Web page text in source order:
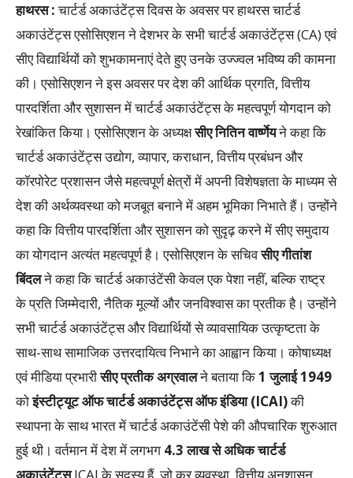
हाथरस :चार्टर्ड अकाउंटेंट्स दिवस के अवसर पर हाथरस चार्टर्ड
अकाउंटेंट्स एसोसिएशन ने देशभर के सभी चार्टर्ड अकाउंटेंट्स (CA) एवं
सीए विद्यार्थियों को शुभकामनाएं देते हुए उनके उज्ज्वल भविष्य की कामना
की। एसोसिएशन ने इस अवसर पर देश की आर्थिक प्रगति, वित्तीय
पारदर्शिता और सुशासन में चार्टर्ड अकाउंटेंट्स के महत्वपूर्ण योगदान को
रेखांकित किया। एसोसिएशन के अध्यक्षसीए नितिन वार्ष्णेयने कहा कि
चार्टर्ड अकाउंटेंट्स उद्योग, व्यापार, कराधान, वित्तीय प्रबंधन और
कॉरपोरेट प्रशासन जैसे महत्वपूर्ण क्षेत्रों में अपनी विशेषज्ञता के माध्यम से
देश की अर्थव्यवस्था को मजबूत बनाने में अहम भूमिका निभाते हैं। उन्होंने
कहा कि वित्तीय पारदर्शिता और सुशासन को सुदृढ़ करने में सीए समुदाय
का योगदान अत्यंत महत्वपूर्ण है। एसोसिएशन के सचिवसीए गीतांश
बिंदलने कहा कि चार्टर्ड अकाउंटेंसी केवल एक पेशा नहीं, बल्कि राष्ट्र
के प्रति जिम्मेदारी, नैतिक मूल्यों और जनविश्वास का प्रतीक है। उन्होंने
सभी चार्टर्ड अकाउंटेंट्स और विद्यार्थियों से व्यावसायिक उत्कृष्टता के
साथ-साथ सामाजिक उत्तरदायित्व निभाने का आह्वान किया। कोषाध्यक्ष
एवं मीडिया प्रभारीसीए प्रतीक अग्रवालने बताया कि1 जुलाई 1949
कोइंस्टीट्यूट ऑफ चार्टर्ड अकाउंटेंट्स ऑफ इंडिया (ICAI)की
स्थापना के साथ भारत में चार्टर्ड अकाउंटेंसी पेशे की औपचारिक शुरुआत
हुई थी। वर्तमान में देश में लगभग 4.3 लाख से अधिक चार्टर्ड